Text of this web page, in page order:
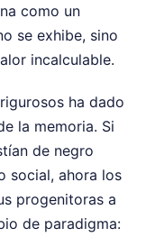
como un
se exhibe, sino
incalculable.
ha dado
la memoria. Si
de negro
social, ahora los
progenitoras a
de paradigma: